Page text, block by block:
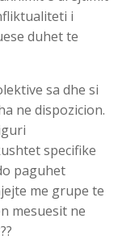
i
duhet te
sa dhe si
ne dispozicion.
specifike
paguhet
me grupe te
mesuesit ne